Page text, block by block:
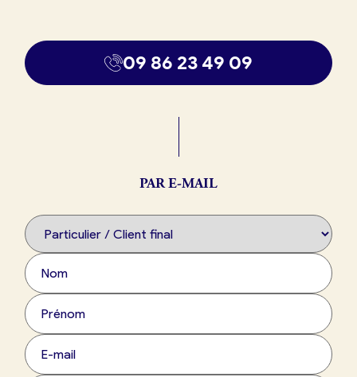
adhérer à
France
Actualités
Je crée mon compte
09 86 23 49 09
PAR E-MAIL